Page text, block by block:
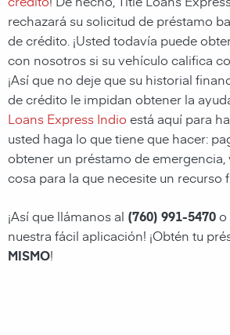
rechazará su solicitud de préstamo
de crédito. ¡Usted todavía puede
con nosotros si su vehículo califica
¡Así que no deje que su historial
de crédito le impidan obtener la
Loans Express Indio está aquí para
usted haga lo que tiene que hacer:
obtener un préstamo de emergencia,
cosa para la que necesite un recurso
¡Así que llámanos al (760) 991-5470o
nuestra fácil aplicación! ¡Obtén tu
MISMO!